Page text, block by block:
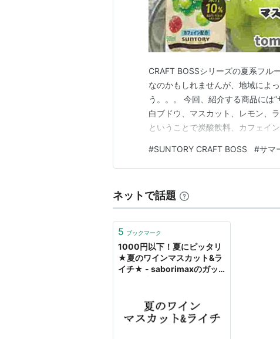
CRAFT BOSSシリーズの夏系フル
なのかもしれませんが、地域によ
う。。。 今回、紹介する商品には
白ブドウ、マスカット、レモン、
ということで炭酸飲料、カフェイ
BOSS【サマースカッシュ マスカ
項です！ 最初に成分・原材…
#SUNTORY CRAFT BOSS #サマ
ネットで話題
5 ブックマーク
1000円以下！夏にピッタリ
★夏のワインマスカット&ラ
イチ★ - saborimaxのガッ